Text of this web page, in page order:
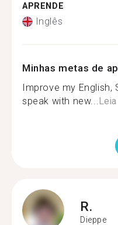
APRENDE
Inglês
Minhas metas de
Improve my English,
speak with new...
R.
Dieppe